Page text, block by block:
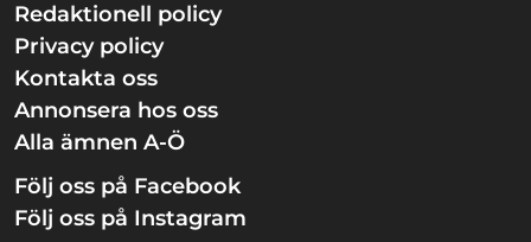
Redaktionell policy
Privacy policy
Kontakta oss
Annonsera hos oss
Alla ämnen A-Ö
Följ oss på Facebook
Följ oss på Instagram